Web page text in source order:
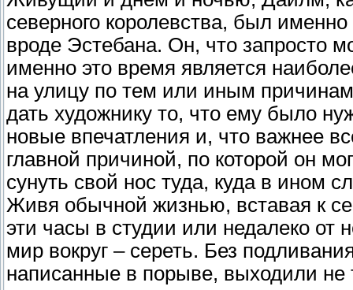
северного королевства, был
вроде Эстебана. Он, что запросто
именно это время является
на улицу по тем или иным
дать художнику то, что ему было
новые впечатления и, что важнее
главной причиной, по которой он
сунуть свой нос туда, куда в ином
Живя обычной жизнью, вставая к
эти часы в студии или недалеко от
мир вокруг – сереть. Без
написанные в порыве, выходили не